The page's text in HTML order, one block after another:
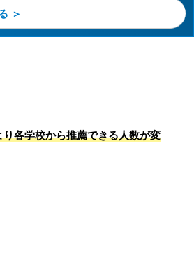
＞
各学校から推薦できる人数が変